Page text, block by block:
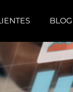
BLOG